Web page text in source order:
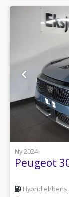
Ny 2024
Peugeot
Hybrid el/